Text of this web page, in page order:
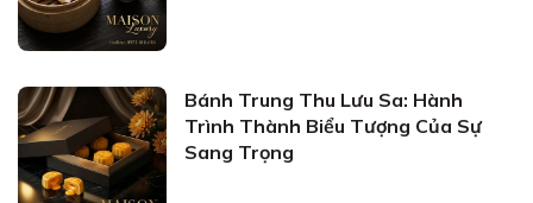
Bánh Trung Thu Lưu Sa: Hành
Trình Thành Biểu Tượng Của Sự
Sang Trọng